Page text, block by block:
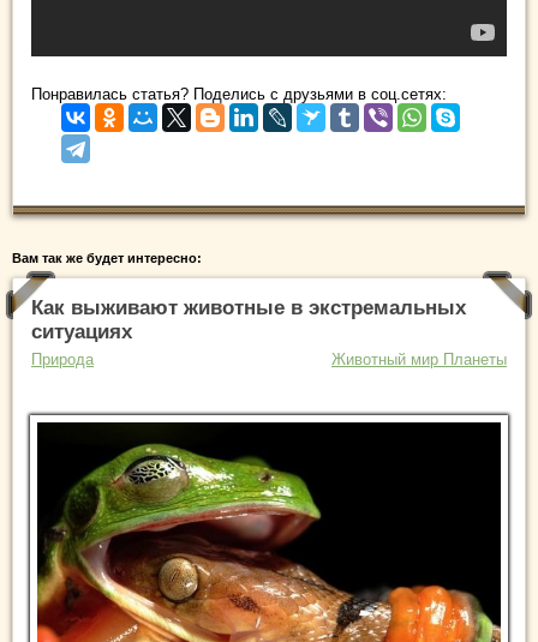
Понравилась статья? Поделись с друзьями в соц.сетях:
Вам так же будет интересно:
Как выживают животные в экстремальных
ситуациях
Природа Животный мир Планеты